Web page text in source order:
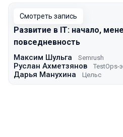
Смотреть запись
Развитие в IT: начало,
повседневность
Максим Шульга Semrush
Руслан Ахметзянов TestOps-
Дарья Манухина Цельс